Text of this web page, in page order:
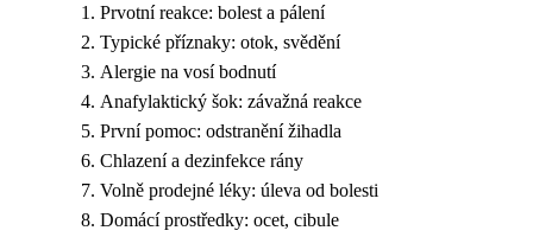
Prvotní reakce: bolest a pálení
Typické příznaky: otok, svědění
Alergie na vosí bodnutí
Anafylaktický šok: závažná reakce
První pomoc: odstranění žihadla
Chlazení a dezinfekce rány
Volně prodejné léky: úleva od bolesti
Domácí prostředky: ocet, cibule